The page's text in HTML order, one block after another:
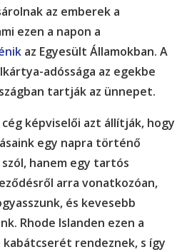
az emberek a
ezen a napon a
az Egyesült Államokban. A
adóssága az egekbe
tartják az ünnepet.
képviselői azt állítják, hogy
egy napra történő
hanem egy tartós
arra vonatkozóan,
és kevesebb
Rhode Islanden ezen a
kabátcserét rendeznek, s így